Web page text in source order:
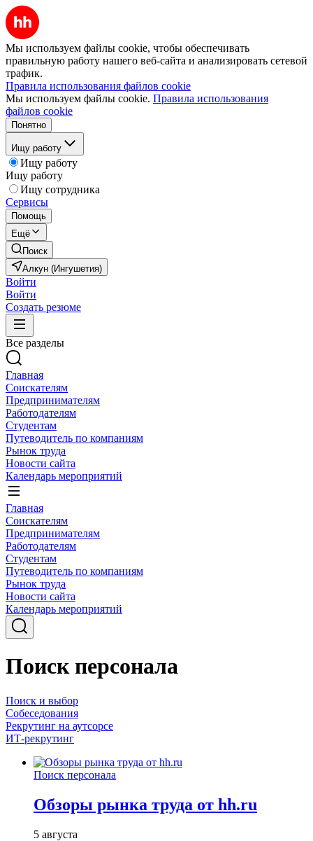
Мы используем файлы cookie, чтобы обеспечивать
правильную работу нашего веб-сайта и анализировать сетевой
трафик.
Правила использования файлов cookie
Мы используем файлы cookie. Правила использования
файлов cookie
Понятно
Ищу работу
Ищу работу
Ищу работу
Ищу сотрудника
Сервисы
Помощь
Ещё
Поиск
Алкун (Ингушетия)
Войти
Войти
Создать резюме
Все разделы
Главная
Соискателям
Предпринимателям
Работодателям
Студентам
Путеводитель по компаниям
Рынок труда
Новости сайта
Календарь мероприятий
Главная
Соискателям
Предпринимателям
Работодателям
Студентам
Путеводитель по компаниям
Рынок труда
Новости сайта
Календарь мероприятий
Поиск персонала
Поиск и выбор
Собеседования
Рекрутинг на аутсорсе
ИТ-рекрутинг
Поиск персонала
Обзоры рынка труда от hh.ru
5 августа